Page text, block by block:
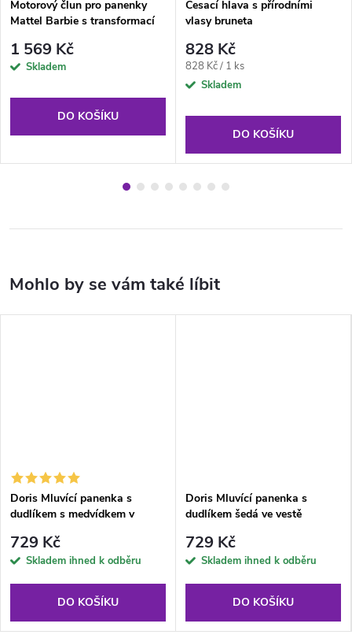
Motorový člun pro panenky
Mattel Barbie s transformací
1 569 Kč
Skladem
DO KOŠÍKU
Česací hlava s přírodními
vlasy bruneta
828 Kč
Měrná
cena:
828 Kč / 1 ks
Skladem
DO KOŠÍKU
Doris Mluvící panenka s
dudlíkem s medvídkem v
729 Kč
Skladem ihned k odběru
DO KOŠÍKU
Doris Mluvící panenka s
dudlíkem šedá ve vestě
729 Kč
Skladem ihned k odběru
DO KOŠÍKU